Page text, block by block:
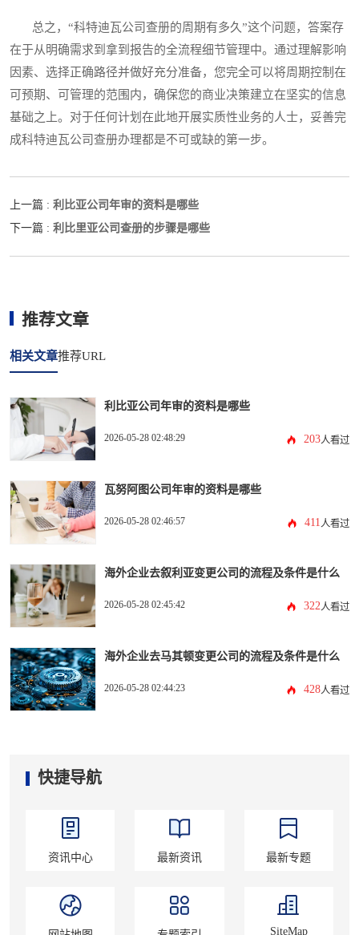
总之，“科特迪瓦公司查册的周期有多久”这个问题，答案存
在于从明确需求到拿到报告的全流程细节管理中。通过理解影响
因素、选择正确路径并做好充分准备，您完全可以将周期控制在
可预期、可管理的范围内，确保您的商业决策建立在坚实的信息
基础之上。对于任何计划在此地开展实质性业务的人士，妥善完
成科特迪瓦公司查册办理都是不可或缺的第一步。
上一篇 : 利比亚公司年审的资料是哪些
下一篇 : 利比里亚公司查册的步骤是哪些
推荐文章
相关文章推荐URL
利比亚公司年审的资料是哪些
2026-05-28 02:48:29 203人看过
瓦努阿图公司年审的资料是哪些
2026-05-28 02:46:57 411人看过
海外企业去叙利亚变更公司的流程及条件是什么
2026-05-28 02:45:42 322人看过
海外企业去马其顿变更公司的流程及条件是什么
2026-05-28 02:44:23 428人看过
快捷导航
资讯中心 最新资讯 最新专题
SiteMap